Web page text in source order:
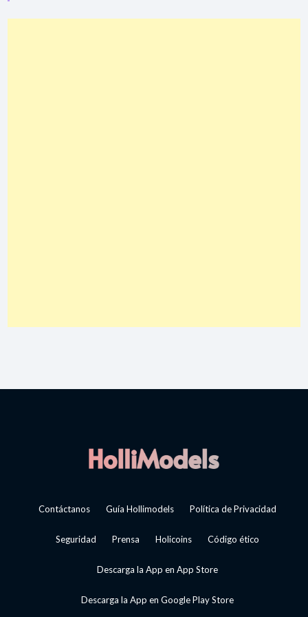
Contáctanos Guía Hollimodels Política de Privacidad
Seguridad Prensa Holicoins Código ético
Descarga la App en App Store
Descarga la App en Google Play Store